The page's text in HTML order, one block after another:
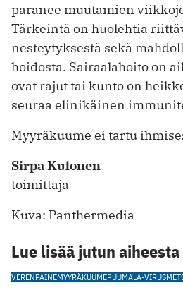
paranee muutamien
Tärkeintä on huolehtia
nesteytyksestä sekä
hoidosta. Sairaalahoito on
ovat rajut tai kunto on
seuraa elinikäinen
Myyräkuume ei tartu
Sirpa Kulonen
toimittaja
Kuva: Panthermedia
Lue lisää jutun aiheesta
VERENPAINEMYYRÄKUUMEPUUMALA-VIRUS